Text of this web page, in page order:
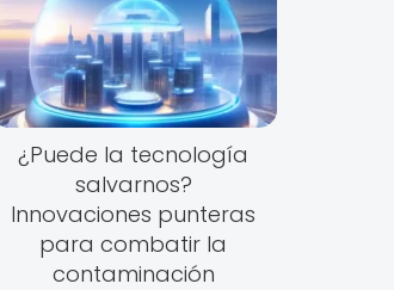
¿Puede la tecnología
salvarnos?
Innovaciones punteras
para combatir la
contaminación